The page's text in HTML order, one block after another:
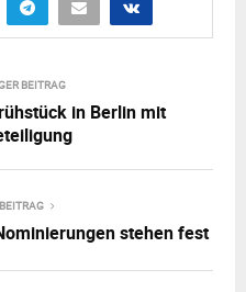
BEITRAG
in Berlin mit
stehen fest